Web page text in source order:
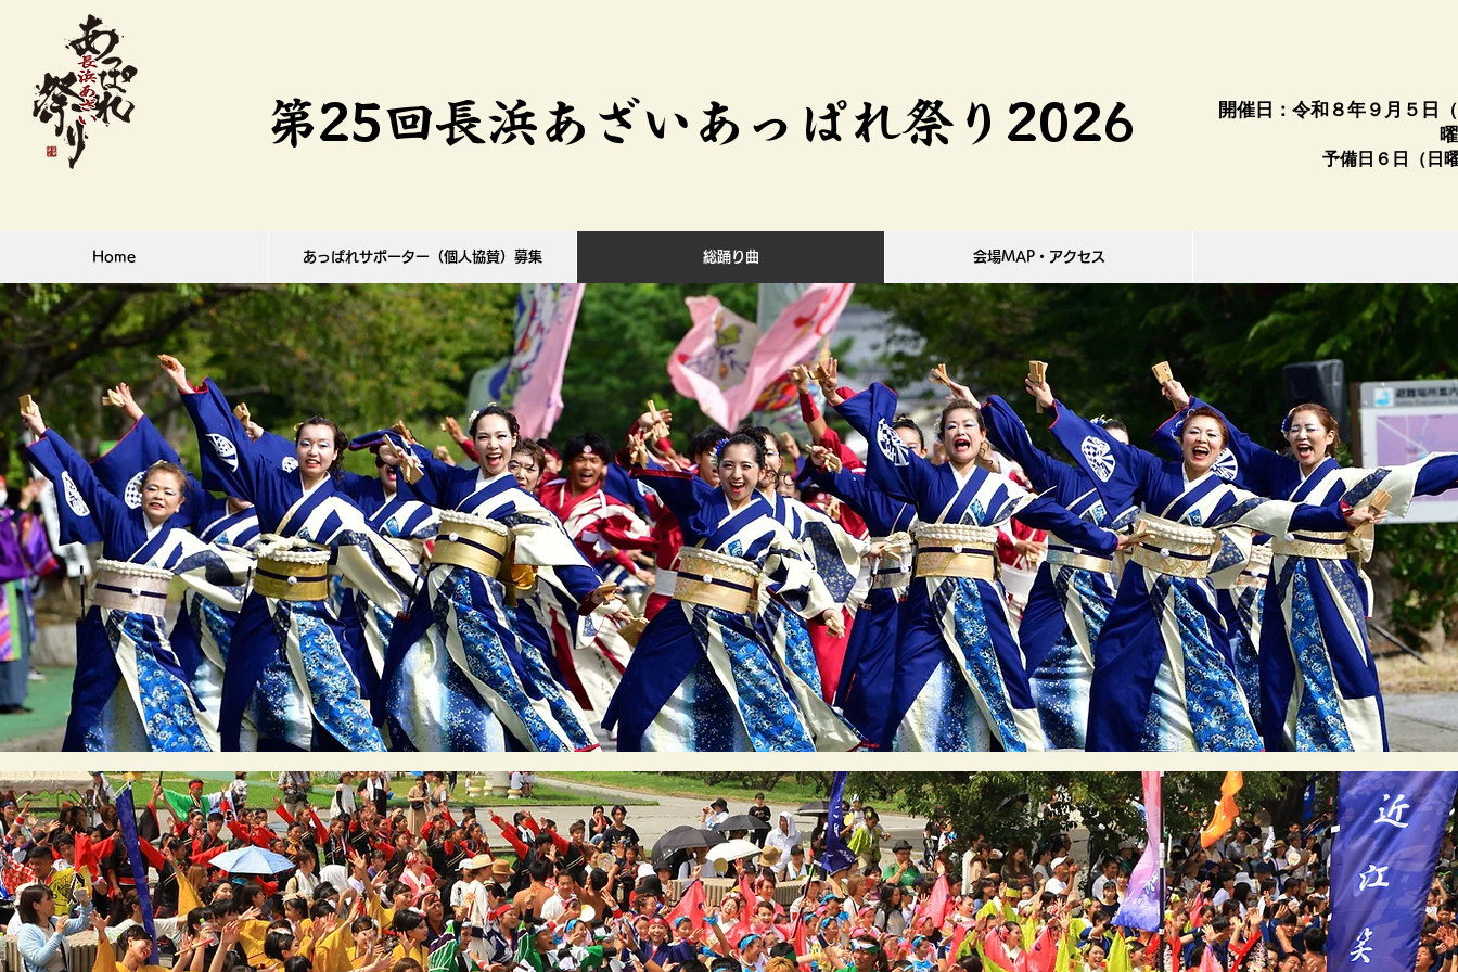
予備日６日（日
開催日：令和８年９月５日
第25回長浜あざいあっぱれ祭り2026
Home あっぱれサポーター（個人協賛）募集 総踊り曲 会場MAP・アクセス